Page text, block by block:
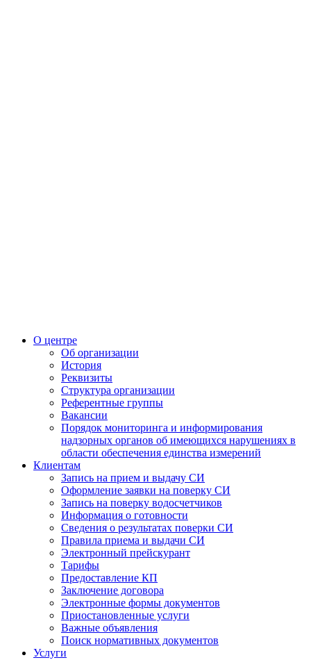
О центре
Об организации
История
Реквизиты
Структура организации
Референтные группы
Вакансии
Порядок мониторинга и информирования
надзорных органов об имеющихся нарушениях в
области обеспечения единства измерений
Клиентам
Запись на прием и выдачу СИ
Оформление заявки на поверку СИ
Запись на поверку водосчетчиков
Информация о готовности
Сведения о результатах поверки СИ
Правила приема и выдачи СИ
Электронный прейскурант
Тарифы
Предоставление КП
Заключение договора
Электронные формы документов
Приостановленные услуги
Важные объявления
Поиск нормативных документов
Услуги